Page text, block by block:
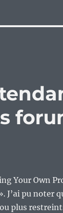
Your Own
J’ai pu noter
plus